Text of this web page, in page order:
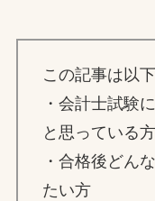
この記事は以
・会計士試験
と思っている方
・合格後どん
たい方